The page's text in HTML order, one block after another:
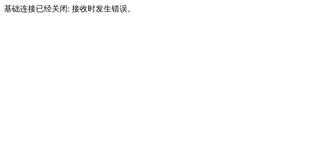
基础连接已经关闭: 接收时发生错误。